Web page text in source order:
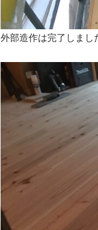
外部造作は完了しまし